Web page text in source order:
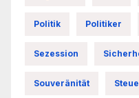
Politik Politiker
Sezession
Souveränität